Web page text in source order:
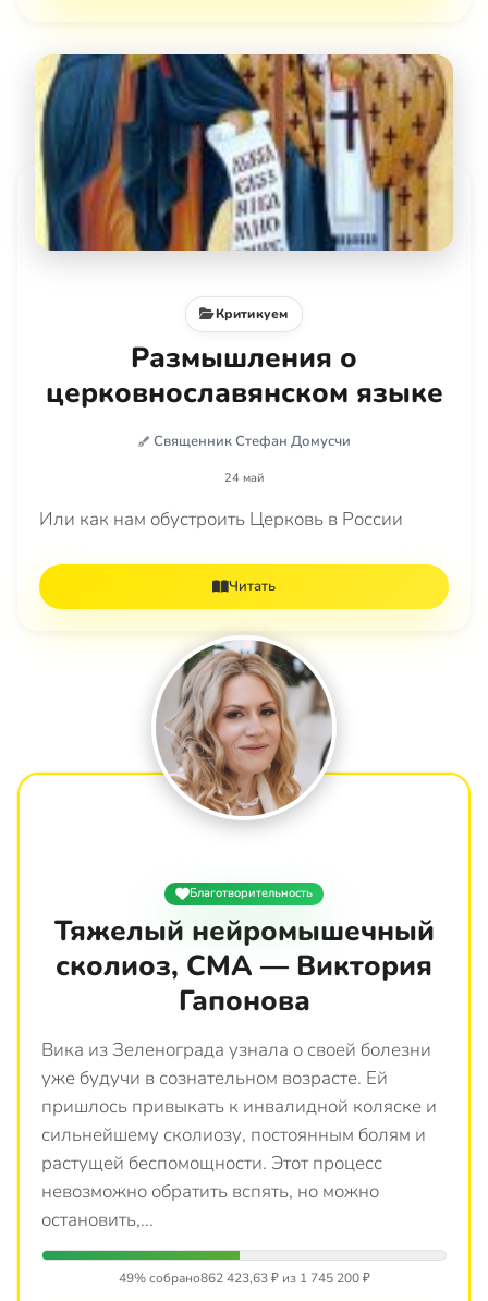
Критикуем
Размышления о
церковнославянском языке
Священник Стефан Домусчи
24 май
Или как нам обустроить Церковь в России
Читать
Благотворительность
Тяжелый нейромышечный
сколиоз, СМА — Виктория
Гапонова
Вика из Зеленограда узнала о своей болезни
уже будучи в сознательном возрасте. Ей
пришлось привыкать к инвалидной коляске и
сильнейшему сколиозу, постоянным болям и
растущей беспомощности. Этот процесс
невозможно обратить вспять, но можно
остановить,...
49% собрано862 423,63 ₽ из 1 745 200 ₽